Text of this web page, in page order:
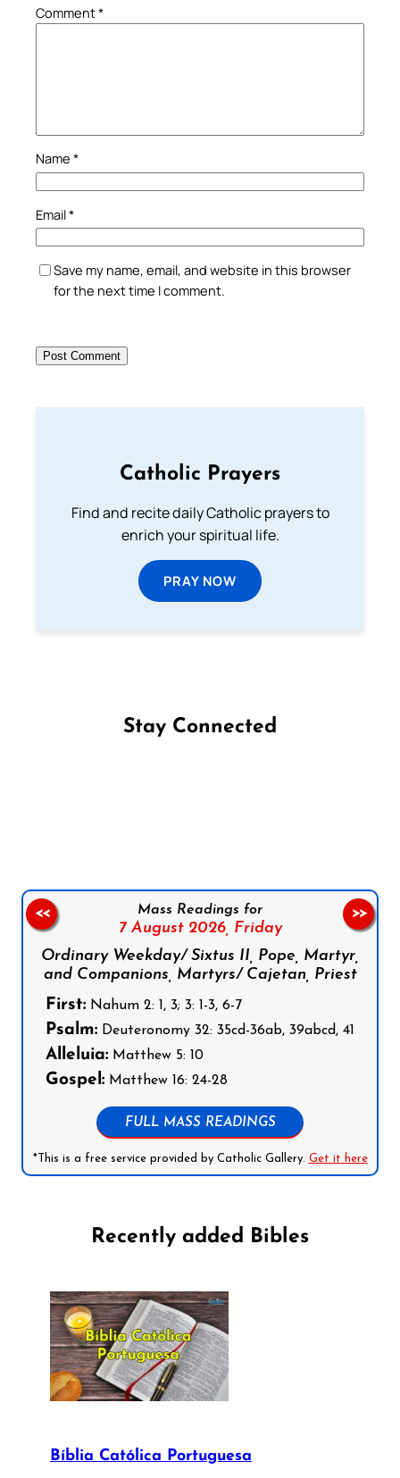
Comment*
Name *
Email*
Save my name, email, and website in this browser
for the next time I comment.
Catholic Prayers
Find and recite daily Catholic prayers to
enrich your spiritual life.
PRAY NOW
Stay Connected
Mass Readings for
7 August 2026, Friday
Ordinary Weekday/ Sixtus II, Pope, Martyr,
and Companions, Martyrs/ Cajetan, Priest
First: Nahum 2: 1, 3; 3: 1-3, 6-7
Psalm: Deuteronomy 32: 35cd-36ab, 39abcd, 41
Alleluia: Matthew 5: 10
Gospel: Matthew 16: 24-28
FULL MASS READINGS
*This is a free service provided by Catholic Gallery. Get it here
<< >>
Recently added Bibles
Bíblia Católica Portuguesa